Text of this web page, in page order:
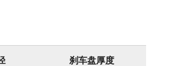
刹车盘厚度